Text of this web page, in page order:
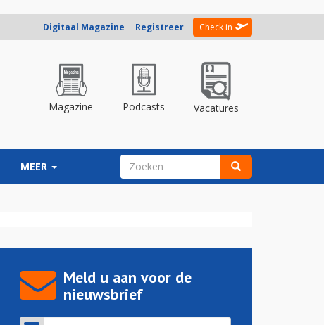
Digitaal Magazine Registreer Check in
Magazine Podcasts Vacatures
MEER ZOEKVELD
Meld u aan voor de
nieuwsbrief